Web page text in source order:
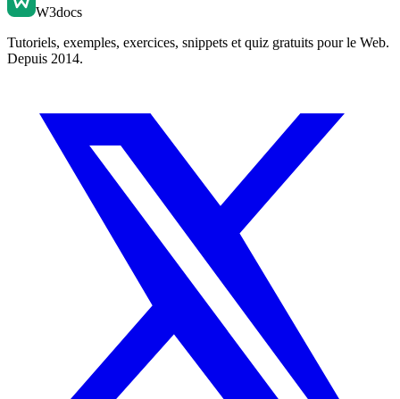
W3docs
Tutoriels, exemples, exercices, snippets et quiz gratuits pour le Web.
Depuis 2014.